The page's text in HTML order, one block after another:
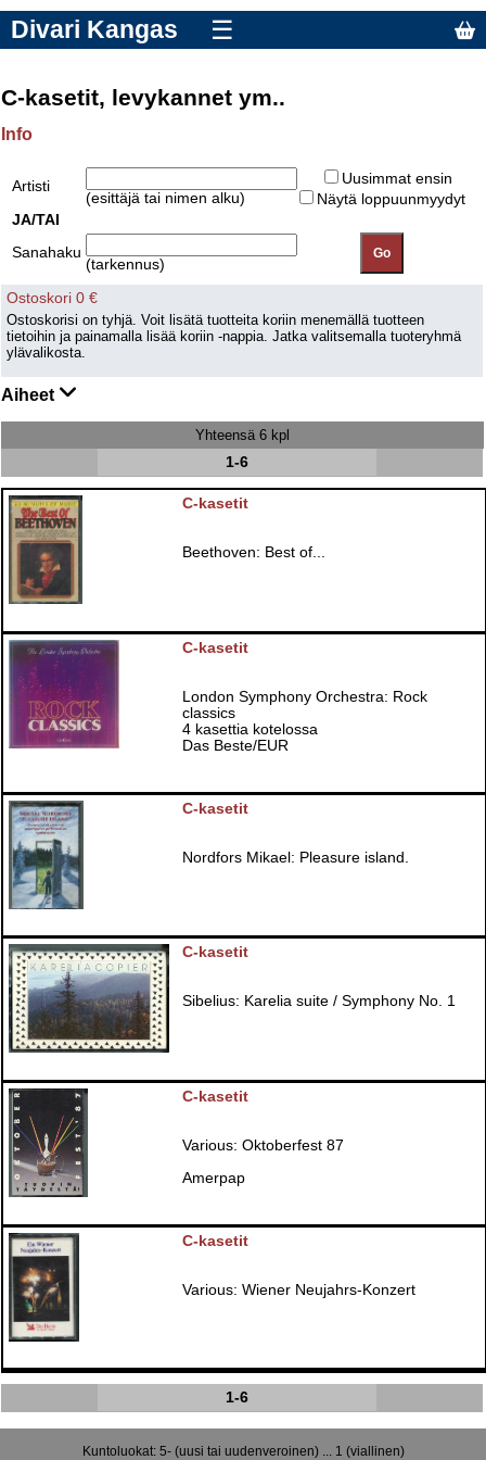
Divari Kangas ☰
C-kasetit, levykannet ym..
Info
Artisti
(esittäjä tai nimen alku)
Uusimmat ensin
Näytä loppuunmyydyt
JA/TAI
Sanahaku
(tarkennus)
Ostoskori 0 €
Ostoskorisi on tyhjä. Voit lisätä tuotteita koriin menemällä tuotteen
tietoihin ja painamalla lisää koriin -nappia. Jatka valitsemalla tuoteryhmä
ylävalikosta.
Aiheet
Yhteensä 6 kpl
1-6
C-kasetit
Beethoven: Best of...
C-kasetit
London Symphony Orchestra: Rock
classics
4 kasettia kotelossa
Das Beste/EUR
C-kasetit
Nordfors Mikael: Pleasure island.
C-kasetit
Sibelius: Karelia suite / Symphony No. 1
C-kasetit
Various: Oktoberfest 87
Amerpap
C-kasetit
Various: Wiener Neujahrs-Konzert
1-6
Kuntoluokat: 5- (uusi tai uudenveroinen) ... 1 (viallinen)